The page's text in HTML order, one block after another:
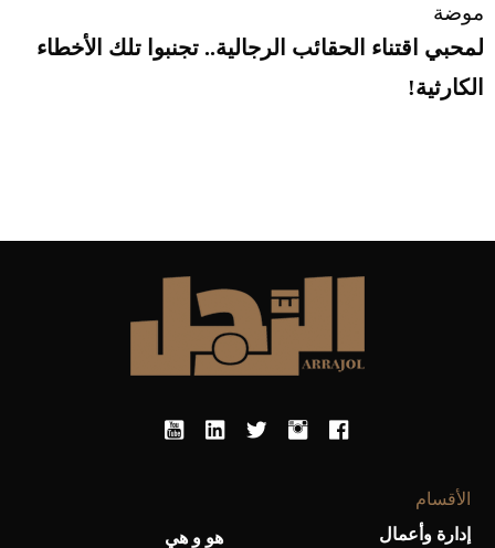
موضة
لمحبي اقتناء الحقائب الرجالية.. تجنبوا تلك الأخطاء
الكارثية!
الأقسام
إدارة وأعمال
هو و هي